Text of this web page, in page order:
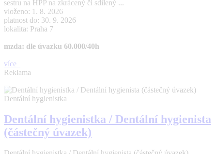
sestru na HPP na zkrácený či sdílený ...
vloženo: 1. 8. 2026
platnost do: 30. 9. 2026
lokalita: Praha 7
mzda: dle úvazku 60.000/40h
více
Reklama
Dentální hygienistka
Dentální hygienistka / Dentální hygienista
(částečný úvazek)